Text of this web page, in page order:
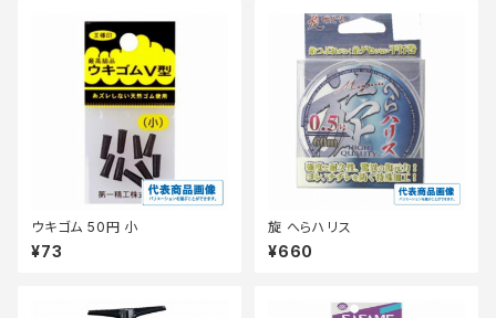
ウキゴム 50円 小
¥73
旋 へらハリス
¥660